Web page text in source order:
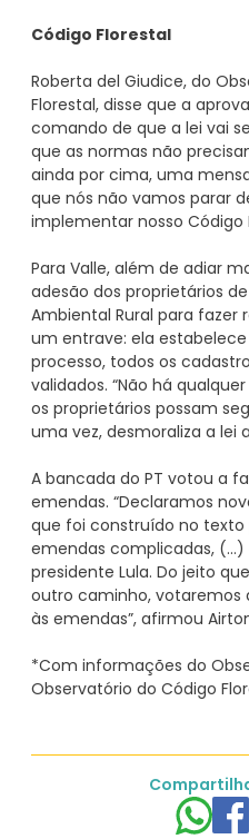
Código Florestal
Roberta del Giudice, do
Florestal, disse que a
comando de que a lei vai
que as normas não
ainda por cima, uma
que nós não vamos parar
implementar nosso Código
Para Valle, além de adiar
adesão dos proprietários
Ambiental Rural para fazer
um entrave: ela
processo, todos os
validados. “Não há
os proprietários possam
uma vez, desmoraliza a lei
A bancada do PT votou a
emendas. “Declaramos
que foi construído no texto
emendas complicadas,
presidente Lula. Do jeito
outro caminho, votaremos
às emendas”, afirmou
*Com informações do